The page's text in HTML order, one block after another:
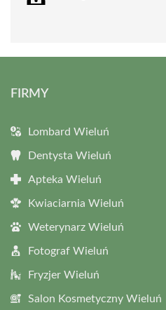
FIRMY
Lombard Wieluń
Dentysta Wieluń
Apteka Wieluń
Kwiaciarnia Wieluń
Weterynarz Wieluń
Fotograf Wieluń
Fryzjer Wieluń
Salon Kosmetyczny Wieluń